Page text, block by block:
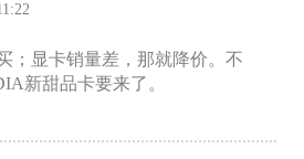
；显卡销量差，那就降价。不
新甜品卡要来了。